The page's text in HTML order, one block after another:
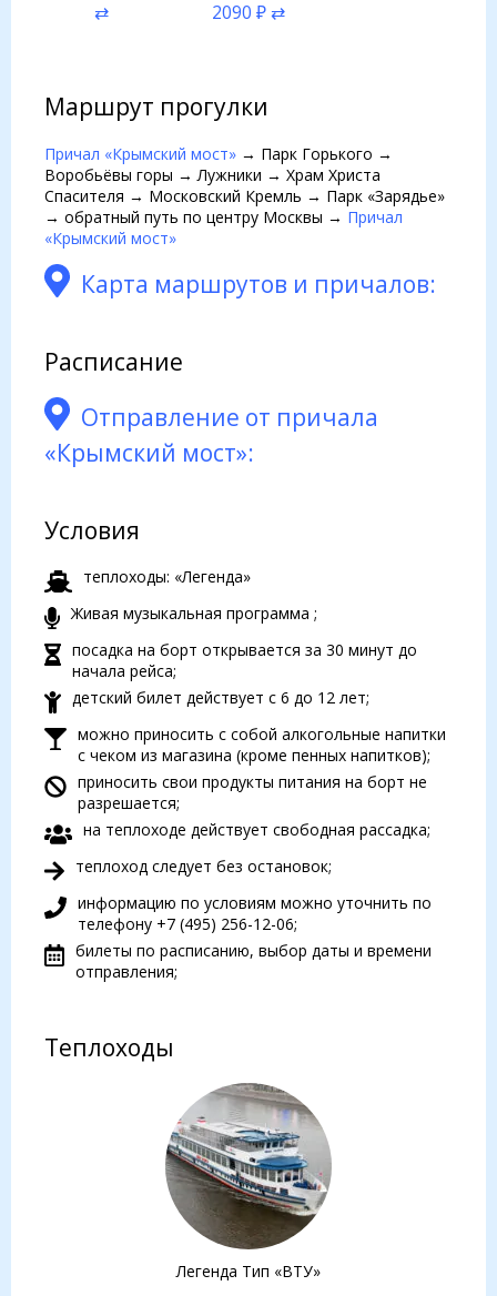
⇄
2090 ₽ ⇄
Маршрут прогулки
Причал «Крымский мост» → Парк Горького →
Воробьёвы горы → Лужники → Храм Христа
Спасителя → Московский Кремль → Парк «Зарядье»
→ обратный путь по центру Москвы → Причал
«Крымский мост»
Карта маршрутов и причалов:
Расписание
Отправление от причала
«Крымский мост»:
Условия
теплоходы: «Легенда»
Живая музыкальная программа ;
посадка на борт открывается за 30 минут до
начала рейса;
детский билет действует с 6 до 12 лет;
можно приносить с собой алкогольные напитки
с чеком из магазина (кроме пенных напитков);
приносить свои продукты питания на борт не
разрешается;
на теплоходе действует свободная рассадка;
теплоход следует без остановок;
информацию по условиям можно уточнить по
телефону +7 (495) 256-12-06;
билеты по расписанию, выбор даты и времени
отправления;
Теплоходы
Легенда Тип «ВТУ»